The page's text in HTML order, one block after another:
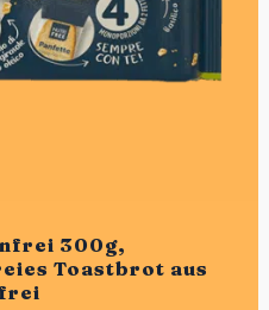
300g,
Toastbrot aus